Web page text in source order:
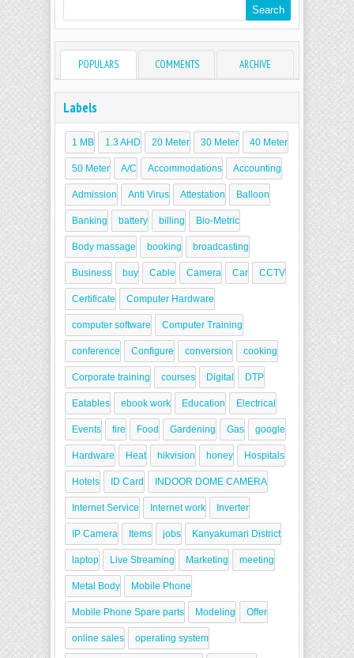
POPULARS COMMENTS ARCHIVE
Labels
1 MB 1.3 AHD 20 Meter 30 Meter 40 Meter
50 Meter A/C Accommodations Accounting
Admission Anti Virus Attestation Balloon
Banking battery billing Bio-Metric
Body massage booking broadcasting
Business buy Cable Camera Car CCTV
Certificate Computer Hardware
computer software Computer Training
conference Configure conversion cooking
Corporate training courses Digital DTP
Eatables ebook work Education Electrical
Events fire Food Gardening Gas google
Hardware Heat hikvision honey Hospitals
Hotels ID Card INDOOR DOME CAMERA
Internet Service Internet work Inverter
IP Camera Items jobs Kanyakumari District
laptop Live Streaming Marketing meeting
Metal Body Mobile Phone
Mobile Phone Spare parts Modeling Offer
online sales operating system